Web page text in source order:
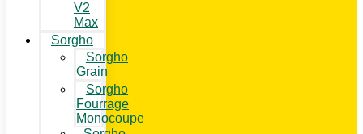
V2
Max
Sorgho
Sorgho
Grain
Sorgho
Fourrage
Monocoupe